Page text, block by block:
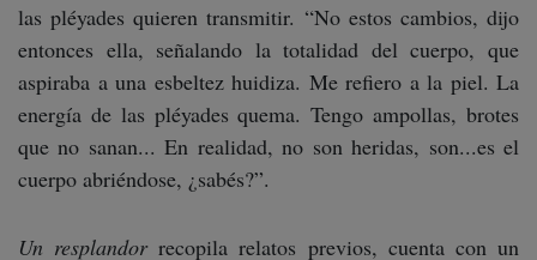
las pléyades quieren transmitir. “No estos cambios, dijo
entonces ella, señalando la totalidad del cuerpo, que
aspiraba a una esbeltez huidiza. Me refiero a la piel. La
energía de las pléyades quema. Tengo ampollas, brotes
que no sanan... En realidad, no son heridas, son...es el
cuerpo abriéndose, ¿sabés?”.
Un resplandorrecopila relatos previos, cuenta con un